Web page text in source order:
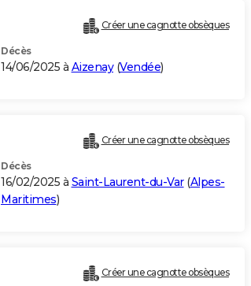
Créer une cagnotte obsèques
Décès
14/06/2025 à Aizenay(Vendée)
Créer une cagnotte obsèques
Décès
16/02/2025 à Saint-Laurent-du-Var(Alpes-
Maritimes)
Créer une cagnotte obsèques